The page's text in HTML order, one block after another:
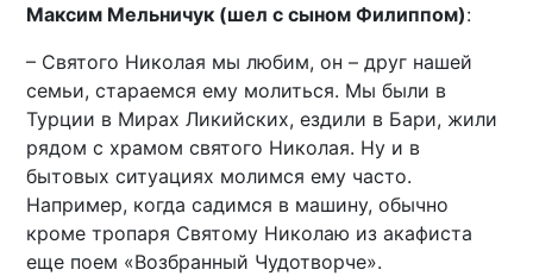
Максим Мельничук (шел с сыном Филиппом):
– Святого Николая мы любим, он – друг нашей
семьи, стараемся ему молиться. Мы были в
Турции в Мирах Ликийских, ездили в Бари, жили
рядом с храмом святого Николая. Ну и в
бытовых ситуациях молимся ему часто.
Например, когда садимся в машину, обычно
кроме тропаря Святому Николаю из акафиста
еще поем «Возбранный Чудотворче».